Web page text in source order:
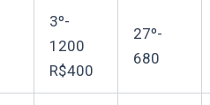
3º-
1200
R$400
27º-
680